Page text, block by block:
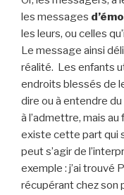
les messages
les leurs, ou celles
Le message ainsi
réalité. Les enfants
endroits blessés de
dire ou à entendre du
à l’admettre, mais au
existe cette part qui
peut s’agir de
exemple : j’ai trouvé
récupérant chez son